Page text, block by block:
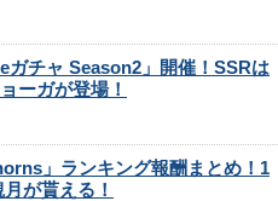
ガチャ Season2」開催！SSRは
ーガが登場！
」ランキング報酬まとめ！1
が貰える！